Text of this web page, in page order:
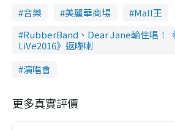
音樂 美麗華商場 Mall王
RubberBand、Dear Jane輪住唱！
LiVe2016》返嚟喇
演唱會
更多真實評價